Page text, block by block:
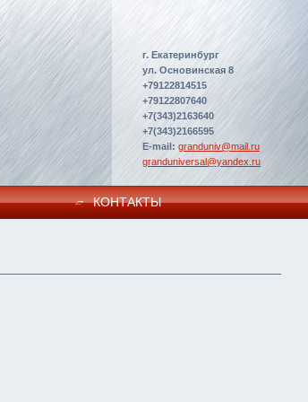
г. Екатеринбург
ул. Основинская 8
+79122814515
+79122807640
+7(343)2163640
+7(343)2166595
E-mail: granduniv@mail.ru
granduniversal@yandex.ru
КОНТАКТЫ